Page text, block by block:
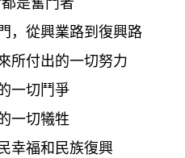
從興業路到復興路
付出的一切努力
切鬥爭
切犧牲
福和民族復興